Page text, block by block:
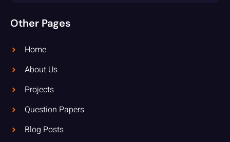
Other Pages
Home
About Us
Projects
Question Papers
Blog Posts